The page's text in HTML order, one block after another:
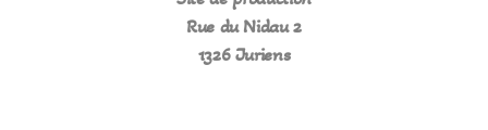
Rue du Nidau 2
1326 Juriens